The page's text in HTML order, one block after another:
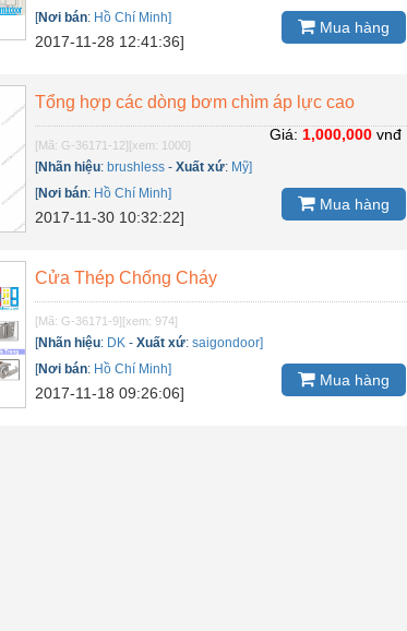
[Nơi bán: Hồ Chí Minh]
2017-11-28 12:41:36]
Mua hàng
Tổng hợp các dòng bơm chìm áp lực cao
[Mã: G-36171-12][xem: 1000]
[Nhãn hiệu:brushless -Xuất xứ: Mỹ]
[Nơi bán: Hồ Chí Minh]
2017-11-30 10:32:22]
Giá: 1,000,000vnđ
Mua hàng
Cửa Thép Chống Cháy
[Mã: G-36171-9][xem: 974]
[Nhãn hiệu: DK -Xuất xứ:saigondoor]
[Nơi bán: Hồ Chí Minh]
2017-11-18 09:26:06]
Mua hàng